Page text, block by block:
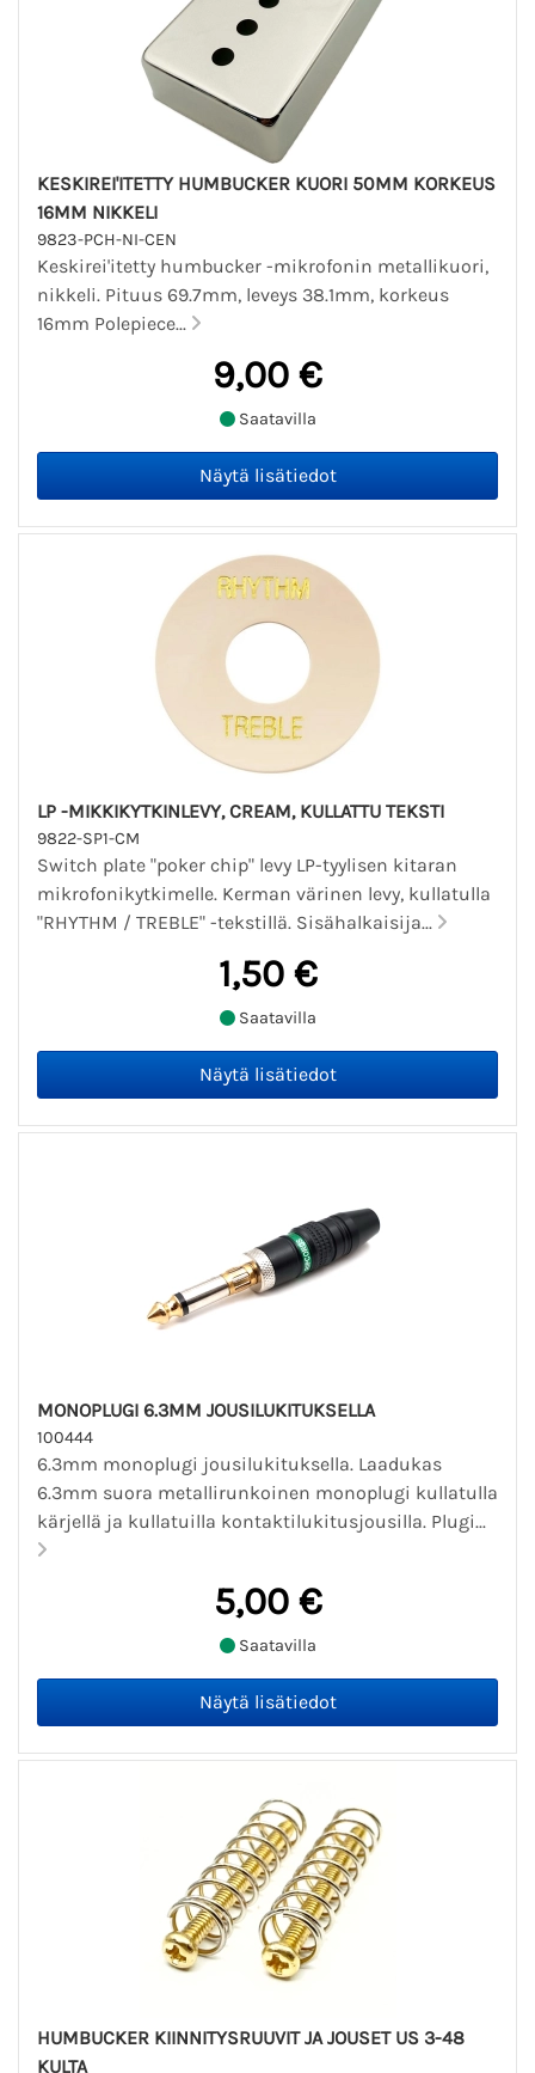
KESKIREI'ITETTY HUMBUCKER KUORI 50MM KORKEUS
16MM NIKKELI
9823-PCH-NI-CEN
Keskirei'itetty humbucker -mikrofonin metallikuori,
nikkeli. Pituus 69.7mm, leveys 38.1mm, korkeus
16mm Polepiece...
9,00 €
Saatavilla
LP -MIKKIKYTKINLEVY, CREAM, KULLATTU TEKSTI
9822-SP1-CM
Switch plate "poker chip" levy LP-tyylisen kitaran
mikrofonikytkimelle. Kerman värinen levy, kullatulla
"RHYTHM / TREBLE" -tekstillä. Sisähalkaisija...
1,50 €
Saatavilla
MONOPLUGI 6.3MM JOUSILUKITUKSELLA
100444
6.3mm monoplugi jousilukituksella. Laadukas
6.3mm suora metallirunkoinen monoplugi kullatulla
kärjellä ja kullatuilla kontaktilukitusjousilla. Plugi...
5,00 €
Saatavilla
HUMBUCKER KIINNITYSRUUVIT JA JOUSET US 3-48
KULTA